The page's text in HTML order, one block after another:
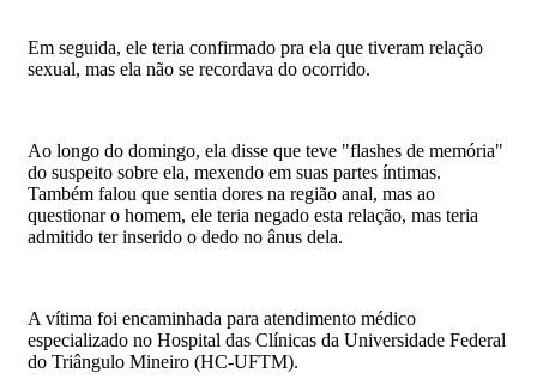
Em seguida, ele teria confirmado pra ela que tiveram relação
sexual, mas ela não se recordava do ocorrido.
Ao longo do domingo, ela disse que teve "flashes de memória"
do suspeito sobre ela, mexendo em suas partes íntimas.
Também falou que sentia dores na região anal, mas ao
questionar o homem, ele teria negado esta relação, mas teria
admitido ter inserido o dedo no ânus dela.
A vítima foi encaminhada para atendimento médico
especializado no Hospital das Clínicas da Universidade Federal
do Triângulo Mineiro (HC-UFTM).